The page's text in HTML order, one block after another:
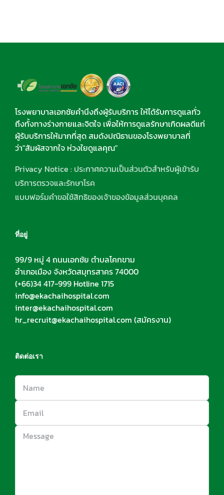
โรงพยาบาลเอกชัยคำนึงถึงผู้รับบริการ ให้ได้รับการดูแลทั่ว
ถึงทั้งทางร่างกายและจิตใจ เพื่อให้การดูแลรักษาเกิดผลดีแก่
ผู้รับบริการให้มากที่สุด สมดังปณิธานของโรงพยาบาลที่
ว่า"สัมผัสจากใจ ห่วงใยดูแลคุณ"
Privacy Notice : ประกาศความเป็นส่วนตัวสำหรับผู้เข้ารับ
บริการตรวจและรักษาโรค
แบบฟอร์มคำขอใช้สิทธิของเจ้าของข้อมูลส่วนบุคคล
ที่อยู่
99/9 หมู่ 4 ถนนเอกชัย ตำบลโคกขาม
อำเภอเมือง จังหวัดสมุทรสาคร 74000
(+66)34 417-999 Hotline 1715
info@ekachaihospital.com
inter@ekachaihospital.com
hr_recruit@ekachaihospital.com (สมัครงาน)
ติดต่อเรา